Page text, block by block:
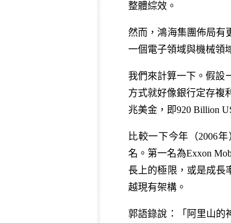
整體綜效。
然而，鴻海集團佈局有
一個電子領域與機械領
我們來計算一下。假設
方式就好像銀行定存複
兆美金，即920 Billion
比較一下今年（2006
名。第一名為Exxon
長上的極限，或是成長
越現有架構。
郭語錄說：「阿里山的